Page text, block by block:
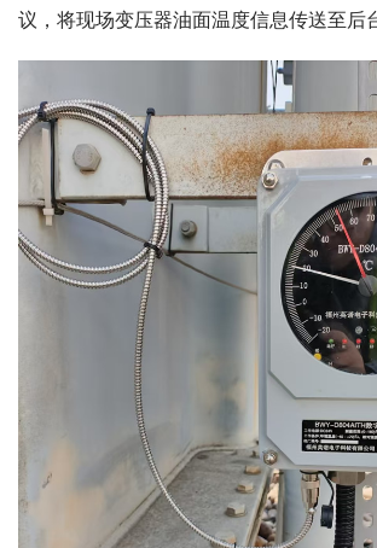
议，将现场变压器油面温度信息传送至后